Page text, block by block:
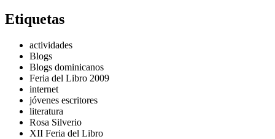
Etiquetas
actividades
Blogs
Blogs dominicanos
Feria del Libro 2009
internet
jóvenes escritores
literatura
Rosa Silverio
XII Feria del Libro